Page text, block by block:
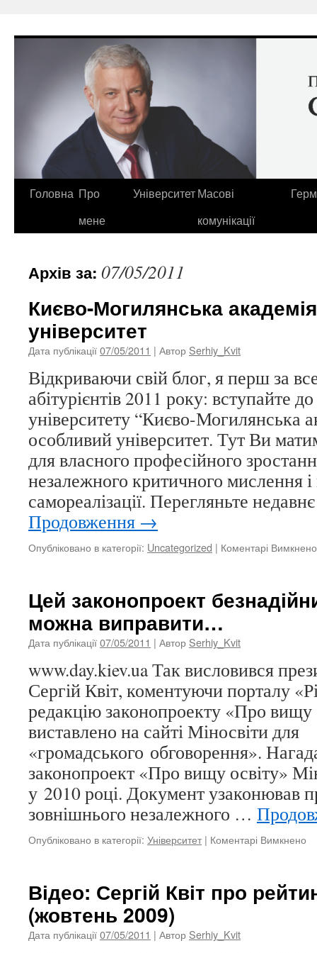
до
Головна Про
мене
УніверситетМасові
комунікації
Архів за: 07/05/2011
Києво-Могилянська
університет
Дата публікації07/05/2011 | Автор Serhiy_Kvit
Відкриваючи свій блог, я перш за
абітурієнтів 2011 року: вступайте
університету “Києво-Могилянська
особливий університет. Тут Ви
для власного професійного
незалежного критичного мислення і
самореалізації. Перегляньте
Продовження →
Опубліковано в категорії: Uncategorized | Коментарі Вимкнено
Цей законопроект
можна виправити…
Дата публікації07/05/2011 | Автор Serhiy_Kvit
www.day.kiev.ua Так висловився
Сергій Квіт, коментуючи порталу
редакцію законопроекту «Про вищу
виставлено на сайті Міносвіти для
«громадського обговорення».
законопроект «Про вищу освіту»
у 2010 році. Документ узаконював
зовнішнього незалежного …
Опубліковано в категорії: Університет | Коментарі Вимкнено
Відео: Сергій Квіт про
(жовтень 2009)
Дата публікації07/05/2011 | Автор Serhiy_Kvit